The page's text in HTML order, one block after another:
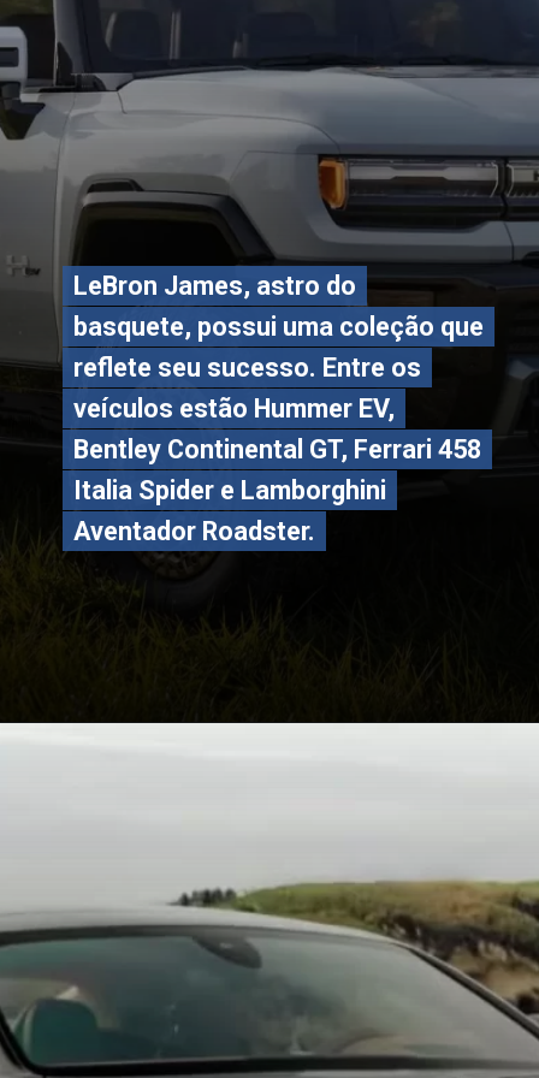
LeBron James, astro do
basquete, possui uma coleção que
reflete seu sucesso. Entre os
veículos estão Hummer EV,
Bentley Continental GT, Ferrari 458
Italia Spider e Lamborghini
Aventador Roadster.
LeBron James, astro do
basquete, possui uma coleção que
reflete seu sucesso. Entre os
veículos estão Hummer EV,
Bentley Continental GT, Ferrari 458
Italia Spider e Lamborghini
Aventador Roadster.